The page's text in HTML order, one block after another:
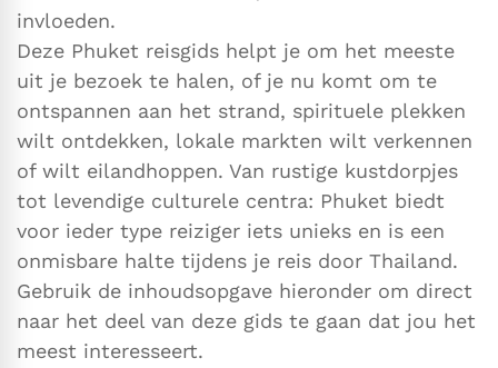
invloeden.
Deze Phuket reisgids helpt je om het meeste
uit je bezoek te halen, of je nu komt om te
ontspannen aan het strand, spirituele plekken
wilt ontdekken, lokale markten wilt verkennen
of wilt eilandhoppen. Van rustige kustdorpjes
tot levendige culturele centra: Phuket biedt
voor ieder type reiziger iets unieks en is een
onmisbare halte tijdens je reis door Thailand.
Gebruik de inhoudsopgave hieronder om direct
naar het deel van deze gids te gaan dat jou het
meest interesseert.